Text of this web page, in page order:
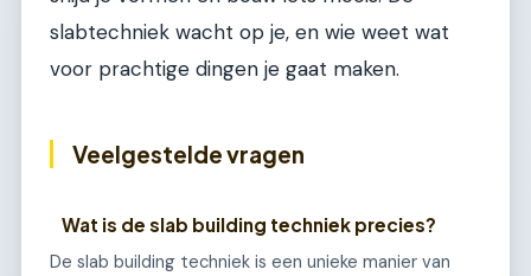
slabtechniek wacht op je, en wie weet wat
voor prachtige dingen je gaat maken.
Veelgestelde vragen
Wat is de slab building techniek precies?
De slab building techniek is een unieke manier van